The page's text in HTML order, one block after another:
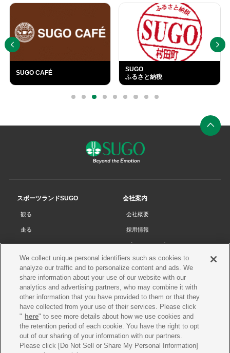
SUGO CAFÉ
SUGO
ふるさと納税
外
部
0 1 2 3 4 5 6 7 8
PREV NEXT
の
スポーツランドSUGO
観る
走る
チケット
リザルト
コース・施設
SUGOで遊ぼう
スクール
イベントスケジュール
営業案内・アクセス
会社案内
会社概要
採用情報
プライバシーポリシー
Cookieポリシー
サイトマップ
お問い合わせ
プレス申請
We collect unique personal identifiers such as cookies to
analyze our traffic and to personalize content and ads. We
share information about your use of our website with our
analytics and advertising partners, who may combine it with
other information that you have provided to them or that they
have collected from your use of their services. Please click
" here" to see more details about how we use cookies and
the retention period of each cookie. You have the right to opt
out of our sharing of your information with our partners.
Please click [Do Not Sell or Share My Personal Information]